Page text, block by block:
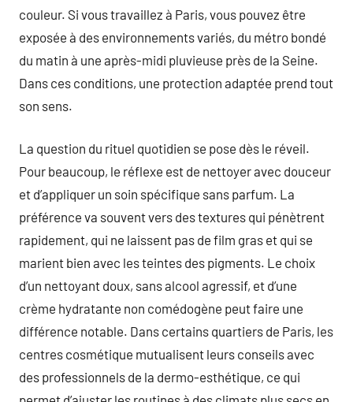
couleur. Si vous travaillez à Paris, vous pouvez être
exposée à des environnements variés, du métro bondé
du matin à une après-midi pluvieuse près de la Seine.
Dans ces conditions, une protection adaptée prend tout
son sens.
La question du rituel quotidien se pose dès le réveil.
Pour beaucoup, le réflexe est de nettoyer avec douceur
et d’appliquer un soin spécifique sans parfum. La
préférence va souvent vers des textures qui pénètrent
rapidement, qui ne laissent pas de film gras et qui se
marient bien avec les teintes des pigments. Le choix
d’un nettoyant doux, sans alcool agressif, et d’une
crème hydratante non comédogène peut faire une
différence notable. Dans certains quartiers de Paris, les
centres cosmétique mutualisent leurs conseils avec
des professionnels de la dermo-esthétique, ce qui